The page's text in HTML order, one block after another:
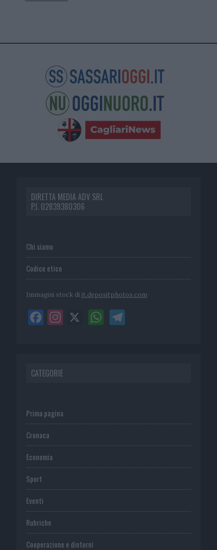
DIRETTA MEDIA ADV SRL
P.I. 02839380306
Chi siamo
Codice etico
Immagini stock di it.depositphotos.com
CATEGORIE
Prima pagina
Cronaca
Economia
Sport
Eventi
Rubriche
Cooperazione e dintorni